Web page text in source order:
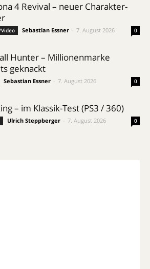
4 Revival – neuer Charakter-
Sebastian Essner 7. August 2026 0
Hunter – Millionenmarke
geknackt
Sebastian Essner 7. August 2026 0
– im Klassik-Test (PS3 / 360)
Ulrich Steppberger 7. August 2026 0